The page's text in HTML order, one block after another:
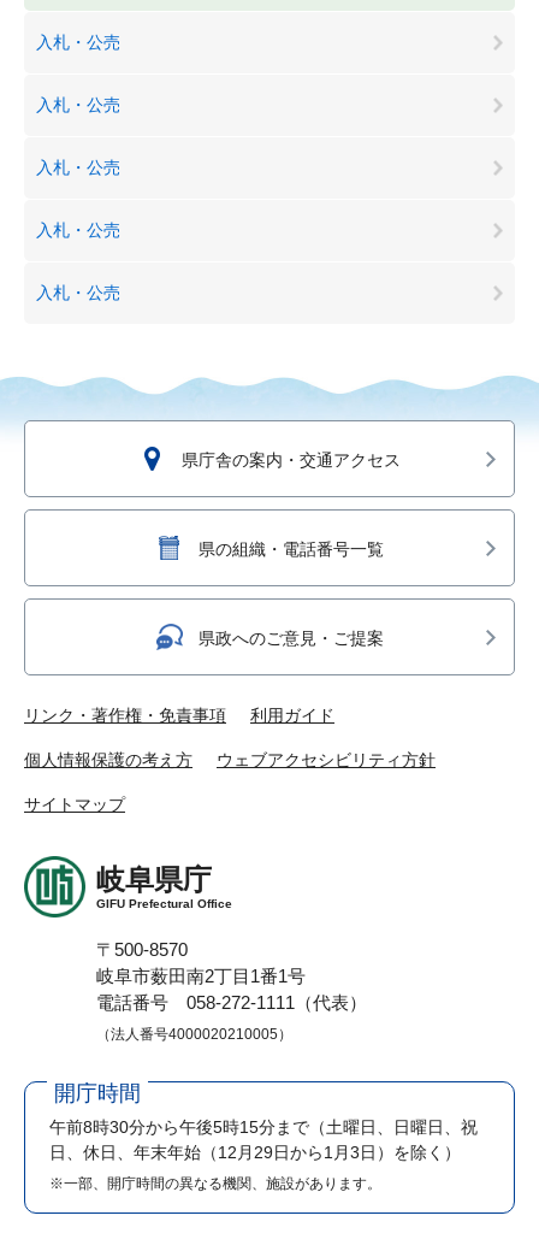
入札・公売
入札・公売
入札・公売
入札・公売
入札・公売
県庁舎の案内・交通アクセス
県の組織・電話番号一覧
県政へのご意見・ご提案
リンク・著作権・免責事項 利用ガイド
個人情報保護の考え方 ウェブアクセシビリティ方針
サイトマップ
岐阜県庁
GIFU Prefectural Office
〒500-8570
岐阜市薮田南2丁目1番1号
電話番号 058-272-1111（代表）
（法人番号4000020210005）
開庁時間
午前8時30分から午後5時15分まで （土曜日、日曜日、祝
日、休日、年末年始（12月29日から1月3日）を除く）
※一部、開庁時間の異なる機関、施設があります。